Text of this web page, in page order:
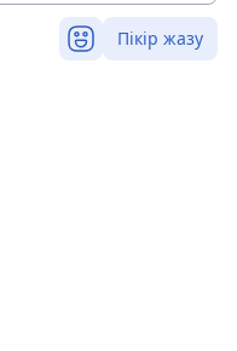
Пікір жазу